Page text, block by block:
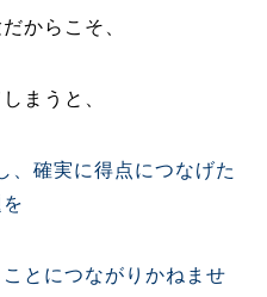
からこそ、
まうと、
、確実に得点につなげた
とにつながりかねませ